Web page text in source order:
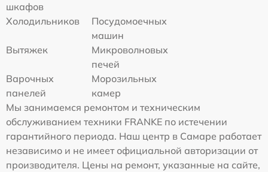
шкафов
Холодильников
Посудомоечных
машин
Вытяжек
Микроволновых
печей
Варочных
панелей
Морозильных
камер
Мы занимаемся ремонтом и техническим
обслуживанием техники FRANKE по истечении
гарантийного периода. Наш центр в Самаре работает
независимо и не имеет официальной авторизации от
производителя. Цены на ремонт, указанные на сайте,